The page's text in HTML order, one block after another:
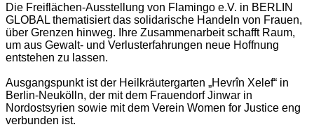
Die Freiflächen-Ausstellung von Flamingo e.V. in BERLIN
GLOBAL thematisiert das solidarische Handeln von Frauen,
über Grenzen hinweg. Ihre Zusammenarbeit schafft Raum,
um aus Gewalt- und Verlusterfahrungen neue Hoffnung
entstehen zu lassen.
Ausgangspunkt ist der Heilkräutergarten „Hevrîn Xelef“ in
Berlin-Neukölln, der mit dem Frauendorf Jinwar in
Nordostsyrien sowie mit dem Verein Women for Justice eng
verbunden ist.